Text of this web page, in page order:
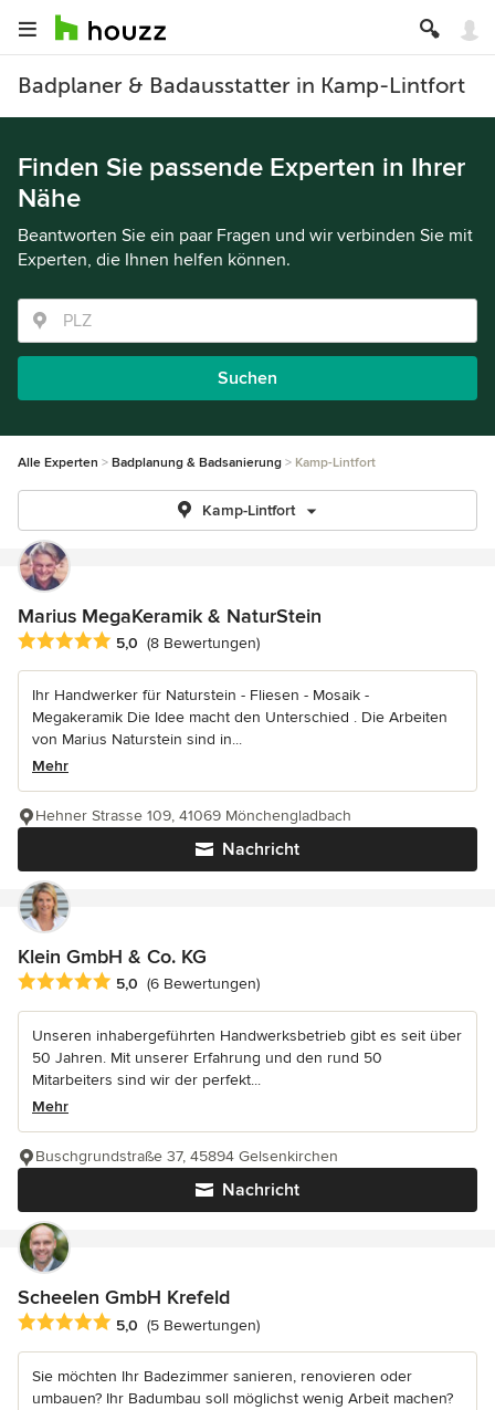
Badplaner & Badausstatter in Kamp-Lintfort
Finden Sie passende Experten in Ihrer
Nähe
Beantworten Sie ein paar Fragen und wir verbinden Sie mit
Experten, die Ihnen helfen können.
Suchen
Alle Experten Badplanung & Badsanierung Kamp-Lintfort
Kamp-Lintfort
Marius MegaKeramik & NaturStein
Durchschnittliche Bewertung: 5 von 5 Sternen
5,0 (8 Bewertungen)
Ihr Handwerker für Naturstein - Fliesen - Mosaik -
Megakeramik Die Idee macht den Unterschied . Die Arbeiten
von Marius Naturstein sind in...
Mehr
Nachricht
Hehner Strasse 109, 41069 Mönchengladbach
Klein GmbH & Co. KG
Durchschnittliche Bewertung: 5 von 5 Sternen
5,0 (6 Bewertungen)
Unseren inhabergeführten Handwerksbetrieb gibt es seit über
50 Jahren. Mit unserer Erfahrung und den rund 50
Mitarbeiters sind wir der perfekt...
Mehr
Nachricht
Buschgrundstraße 37, 45894 Gelsenkirchen
Scheelen GmbH Krefeld
Durchschnittliche Bewertung: 5 von 5 Sternen
5,0 (5 Bewertungen)
Sie möchten Ihr Badezimmer sanieren, renovieren oder
umbauen? Ihr Badumbau soll möglichst wenig Arbeit machen?